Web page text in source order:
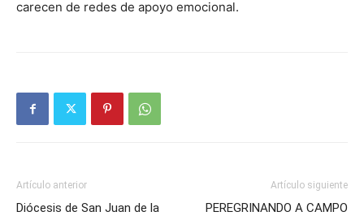
carecen de redes de apoyo emocional.
Artículo anterior
Diócesis de San Juan de la
Artículo siguiente
PEREGRINANDO A CAMPO